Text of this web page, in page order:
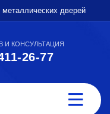
дверей
И КОНСУЛЬТАЦИЯ
26-77